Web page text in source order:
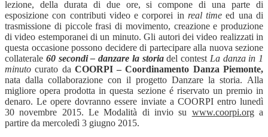
lezione, della durata di due ore, si compone di una parte di
esposizione con contributi video e corporei in real time ed una di
trasmissione di piccole frasi di movimento, creazione e produzione
di video estemporanei di un minuto. Gli autori dei video realizzati in
questa occasione possono decidere di partecipare alla nuova sezione
collaterale 60 secondi – danzare la storia del contest La danza in 1
minuto curato da COORPI – Coordinamento Danza Piemonte,
nata dalla collaborazione con il progetto Danzare la storia. Alla
migliore opera prodotta in questa sezione é riservato un premio in
denaro. Le opere dovranno essere inviate a COORPI entro lunedì
30 novembre 2015. Le Modalità di invio su www.coorpi.orga
partire da mercoledì 3 giugno 2015.